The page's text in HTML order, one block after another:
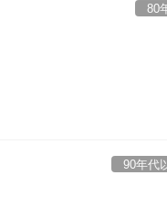
80
90年代